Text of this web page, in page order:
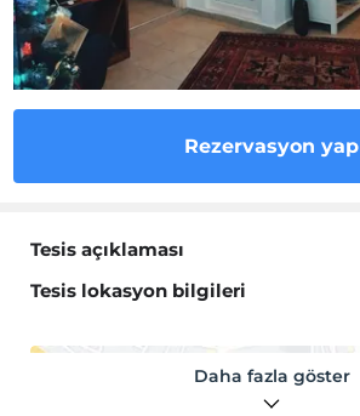
Rezervasyon yap
Tesis açıklaması
Tesis lokasyon bilgileri
Daha fazla göster